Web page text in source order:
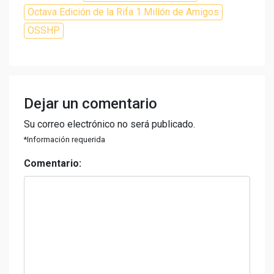
Octava Edición de la Rifa 1 Millón de Amigos
OSSHP
Dejar un comentario
Su correo electrónico no será publicado.
*Información requerida
Comentario: